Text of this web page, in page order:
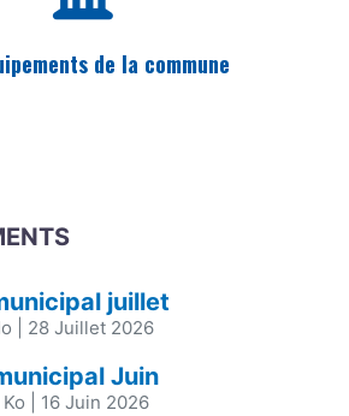
de la commune
juillet
| 28 Juillet 2026
Juin
| 16 Juin 2026